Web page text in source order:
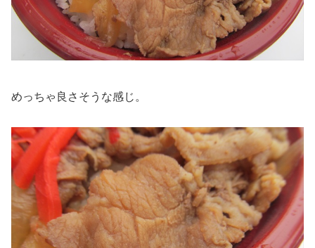
めっちゃ良さそうな感じ。